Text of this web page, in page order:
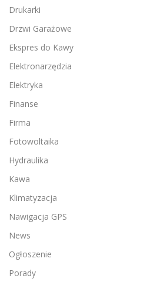
Drukarki
Drzwi Garażowe
Ekspres do Kawy
Elektronarzędzia
Elektryka
Finanse
Firma
Fotowoltaika
Hydraulika
Kawa
Klimatyzacja
Nawigacja GPS
News
Ogłoszenie
Porady